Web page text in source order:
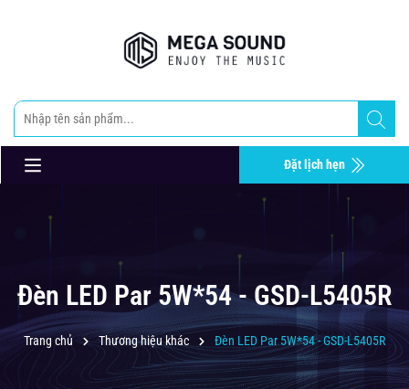
Đặt lịch hẹn
Đèn LED Par 5W*54 - GSD-L5405R
Trang chủ Thương hiệu khác Đèn LED Par 5W*54 - GSD-L5405R